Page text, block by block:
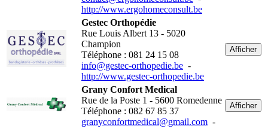
http://www.ergohomeconsult.be
Gestec Orthopédie
Rue Louis Albert 13 - 5020
Champion
Téléphone : 081 24 15 08
info@gestec-orthopedie.be -
http://www.gestec-orthopedie.be
Afficher
Grany Confort Medical
Rue de la Poste 1 - 5600 Romedenne
Téléphone : 082 67 85 37
granyconfortmedical@gmail.com -
Afficher